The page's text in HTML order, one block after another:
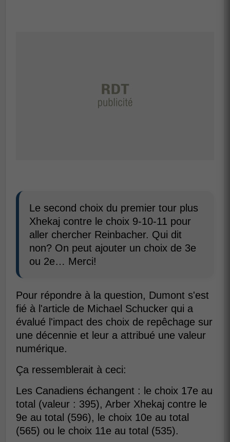
Le second choix du premier tour plus
Xhekaj contre le choix 9-10-11 pour
aller chercher Reinbacher. Qui dit
non? On peut ajouter un choix de 3e
ou 2e… Merci!
Pour répondre à la question, Dumont s'est
fié à l'article de Michael Schucker qui a
évalué l'impact des choix de repêchage sur
une décennie et leur a attribué une valeur
numérique.
Ça ressemblerait à ceci:
Les Canadiens échangent : le choix 17e au
total (valeur : 395), Arber Xhekaj contre le
9e au total (596), le choix 10e au total
(565) ou le choix 11e au total (535).